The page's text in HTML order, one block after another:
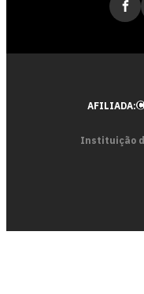
AFILIADA:
Instituição